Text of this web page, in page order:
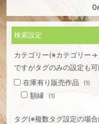
検索設定
カテゴリー(※カテゴリー→
ですがタグのみの設定も
在庫有り販売作品
(1)
額縁 (1)
タグ(※複数タグ設定の場